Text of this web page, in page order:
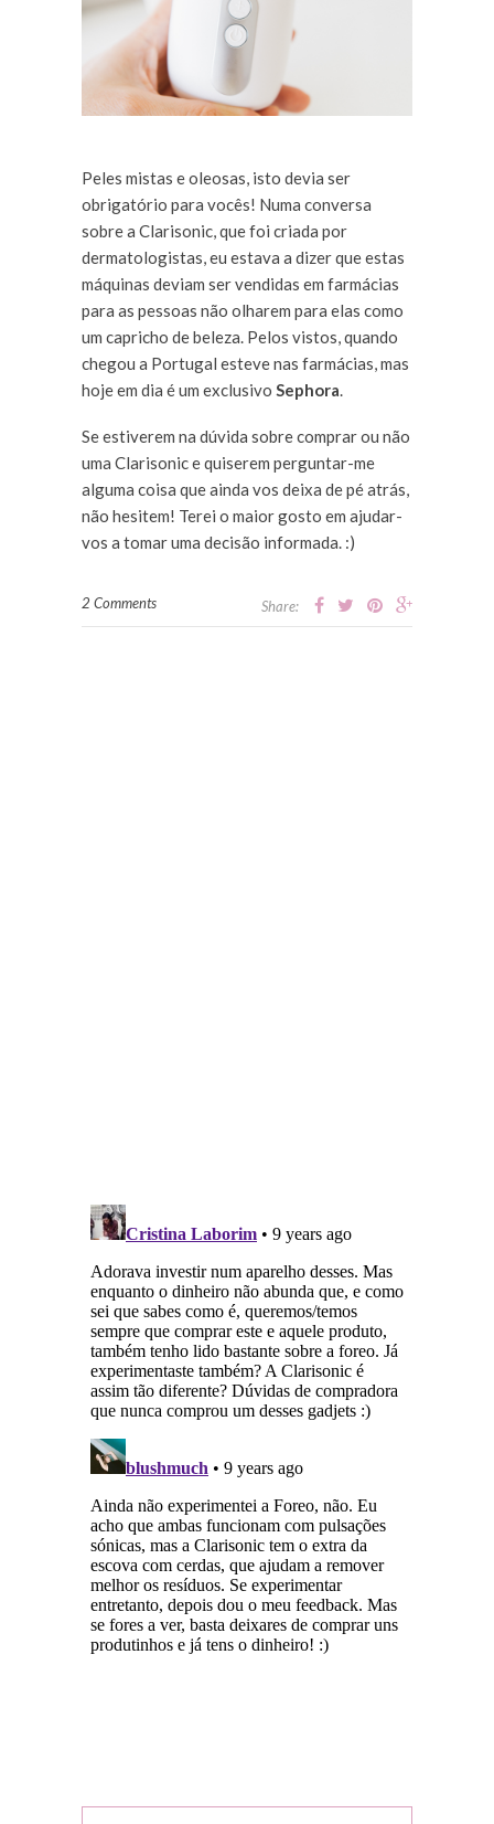
Peles mistas e oleosas, isto devia ser
obrigatório para vocês! Numa conversa
sobre a Clarisonic, que foi criada por
dermatologistas, eu estava a dizer que estas
máquinas deviam ser vendidas em farmácias
para as pessoas não olharem para elas como
um capricho de beleza. Pelos vistos, quando
chegou a Portugal esteve nas farmácias, mas
hoje em dia é um exclusivo Sephora.
Se estiverem na dúvida sobre comprar ou não
uma Clarisonic e quiserem perguntar-me
alguma coisa que ainda vos deixa de pé atrás,
não hesitem! Terei o maior gosto em ajudar-
vos a tomar uma decisão informada. :)
2 Comments Share: